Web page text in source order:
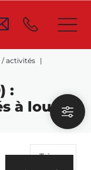
activités
:
à louer
Trier